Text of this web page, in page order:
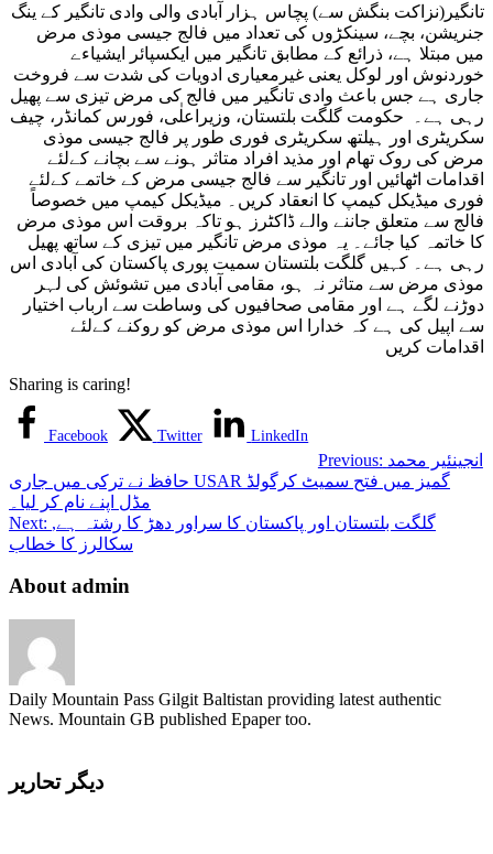
تانگیر(نزاکت بنگش سے) پچاس ہزار آبادی والی وادی تانگیر کے ینگ
جنریشن، بچے، سینکڑوں کی تعداد میں فالج جیسی موذی مرض
میں مبتلا ہے، ذرائع کے مطابق تانگیر میں ایکسپائر ایشیاءے
خوردنوش اور لوکل یعنی غیرمعیاری ادویات کی شدت سے فروخت
جاری ہے جس باعث وادی تانگیر میں فالج کی مرض تیزی سے پھیل
رہی ہے۔ حکومت گلگت بلتستان، وزیراعلٰی، فورس کمانڈر، چیف
سکریٹری اور ہیلتھ سکریٹری فوری طور پر فالج جیسی موذی
مرض کی روک تھام اور مذید افراد متاثر ہونے سے بچانے کےلئے
اقدامات اٹھائیں اور تانگیر سے فالج جیسی مرض کے خاتمے کےلئے
فوری میڈیکل کیمپ کا انعقاد کریں۔ میڈیکل کیمپ میں خصوصاً
فالج سے متعلق جاننے والے ڈاکٹرز ہو تاکہ بروقت اس موذی مرض
کا خاتمہ کیا جائے۔ یہ موذی مرض تانگیر میں تیزی کے ساتھ پھیل
رہی ہے۔ کہیں گلگت بلتستان سمیت پوری پاکستان کی آبادی اس
موذی مرض سے متاثر نہ ہو، مقامی آبادی میں تشوئش کی لہر
دوڑنے لگے ہے اور مقامی صحافیوں کی وساطت سے ارباب اختیار
سے اپیل کی ہے کہ خدارا اس موذی مرض کو روکنے کےلئے
اقدامات کریں
Sharing is caring!
Facebook Twitter LinkedIn
Previous:
حافظ نے ترکی میں جاری USAR گمیز میں فتح سمیٹ کرگولڈ
مڈل اپنے نام کر لیا۔
Next:
سکالرز کا خطاب
About admin
Daily Mountain Pass Gilgit Baltistan providing latest authentic
News. Mountain GB published Epaper too.
دیگر تحاریر